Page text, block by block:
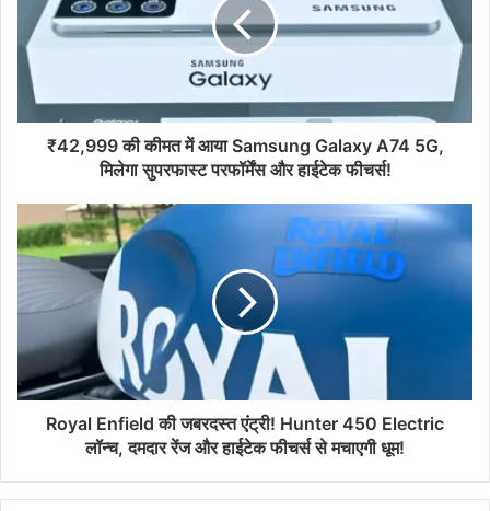
₹42,999 की कीमत में आया Samsung Galaxy A74 5G,
मिलेगा सुपरफास्ट परफॉर्मेंस और हाईटेक फीचर्स!
Royal Enfield की जबरदस्त एंट्री! Hunter 450 Electric
लॉन्च, दमदार रेंज और हाईटेक फीचर्स से मचाएगी धूम!